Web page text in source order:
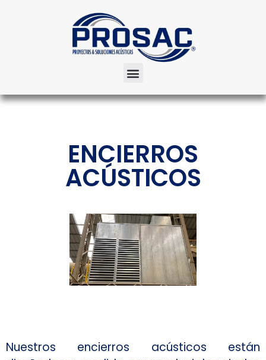
ENCIERROS
ACÚSTICOS
Nuestros encierros acústicos están